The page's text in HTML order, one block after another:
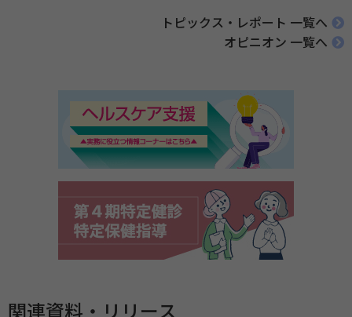
トピックス・レポート 一覧へ
オピニオン 一覧へ
関連資料・リリース